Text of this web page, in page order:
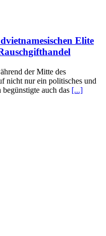
Elite
der Mitte des
nicht nur ein politisches und
auch das [...]